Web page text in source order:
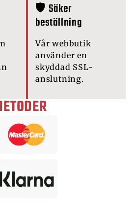
🛡️ Säker
beställning
Vår webbutik
använder en
skyddad SSL-
anslutning.